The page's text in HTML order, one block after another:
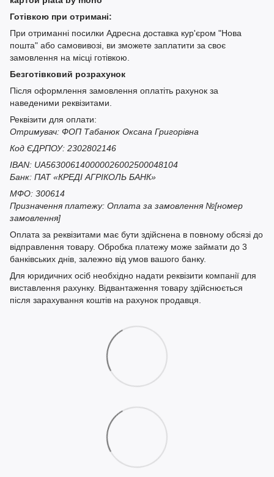
Готівкою при отримані:
При отриманні посилки Адресна доставка кур'єром "Нова
пошта" або самовивозі, ви зможете заплатити за своє
замовлення на місці готівкою.
Безготівковий розрахунок
Після оформлення замовлення оплатіть рахунок за
наведеними реквізитами.
Реквізити для оплати:
Отримувач: ФОП Табанюк Оксана Григорівна
Код ЄДРПОУ: 2302802146
IBAN: UA563006140000026002500048104
Банк: ПАТ «КРЕДІ АГРІКОЛЬ БАНК»
МФО: 300614
Призначення платежу: Оплата за замовлення №[номер
замовлення]
Оплата за реквізитами має бути здійснена в повному обсязі до
відправлення товару. Обробка платежу може займати до 3
банківських днів, залежно від умов вашого банку.
Для юридичних осіб необхідно надати реквізити компанії для
виставлення рахунку. Відвантаження товару здійснюється
після зарахування коштів на рахунок продавця.